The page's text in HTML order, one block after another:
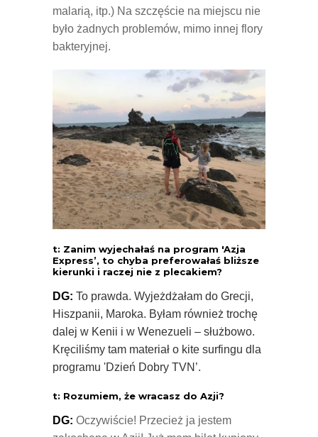
malarią, itp.) Na szczęście na miejscu nie
było żadnych problemów, mimo innej flory
bakteryjnej.
t: Zanim wyjechałaś na program 'Azja
Express’, to chyba preferowałaś bliższe
kierunki i raczej nie z plecakiem?
DG: To prawda. Wyjeżdżałam do Grecji,
Hiszpanii, Maroka. Byłam również trochę
dalej w Kenii i w Wenezueli – służbowo.
Kręciliśmy tam materiał o kite surfingu dla
programu 'Dzień Dobry TVN’.
t: Rozumiem, że wracasz do Azji?
DG: Oczywiście! Przecież ja jestem